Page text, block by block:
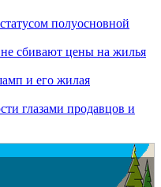
полуосновной
сбивают цены на жилья
и его жилая
глазами продавцов и